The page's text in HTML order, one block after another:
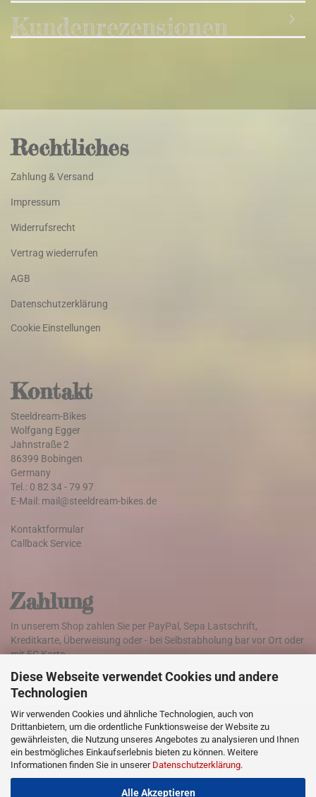
Diese Webseite verwendet Cookies und andere
Technologien
Wir verwenden Cookies und ähnliche Technologien, auch von
Drittanbietern, um die ordentliche Funktionsweise der Website zu
gewährleisten, die Nutzung unseres Angebotes zu analysieren und Ihnen
ein bestmögliches Einkaufserlebnis bieten zu können. Weitere
Informationen finden Sie in unserer Datenschutzerklärung.
Alle Akzeptieren
Kundenrezensionen
Rechtliches
Zahlung & Versand
Impressum
Widerrufsrecht
Vertrag wiederrufen
AGB
Datenschutzerklärung
Cookie Einstellungen
Kontakt
Steeldream-Bikes
Wolfgang Egger
Jahnstraße 2
86399 Bobingen
Germany
Tel.: 0 82 34 - 79 97
E-Mail: mail@steeldream-bikes.de
Kontaktformular
Callback Service
Zahlung
In unserem Shop zahlen Sie per PayPal, Sepa Lastschrift,
Kreditkarte, Überweisung oder - bei Selbstabholung bar vor Ort oder
mit EC Karte.
Versand
Die Lieferung der Ware erfolgt weltweit mit DHL
Klicken Sie hier für Informationen zu den Versandkosten